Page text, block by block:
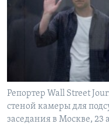
Learning English
СОЦИАЛЬНЫЕ СЕТИ
Языки
Репортер Wall Street
стеной камеры для
заседания в Москве, 23